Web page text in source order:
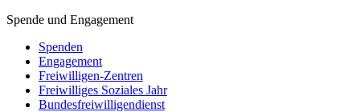
Spende und Engagement
Spenden
Engagement
Freiwilligen-Zentren
Freiwilliges Soziales Jahr
Bundesfreiwilligendienst